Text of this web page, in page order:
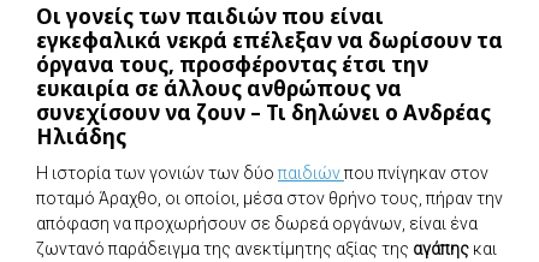
Οι γονείς των παιδιών που είναι
εγκεφαλικά νεκρά επέλεξαν να δωρίσουν τα
όργανα τους, προσφέροντας έτσι την
ευκαιρία σε άλλους ανθρώπους να
συνεχίσουν να ζουν – Τι δηλώνει ο Ανδρέας
Ηλιάδης
Η ιστορία των γονιών των δύο παιδιώνπου πνίγηκαν στον
ποταμό Άραχθο, οι οποίοι, μέσα στον θρήνο τους, πήραν την
απόφαση να προχωρήσουν σε δωρεά οργάνων, είναι ένα
ζωντανό παράδειγμα της ανεκτίμητης αξίας της αγάπης και